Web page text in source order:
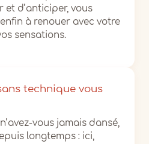
et d’anticiper, vous
à renouer avec votre
sensations.
technique vous
vous jamais dansé,
longtemps : ici,